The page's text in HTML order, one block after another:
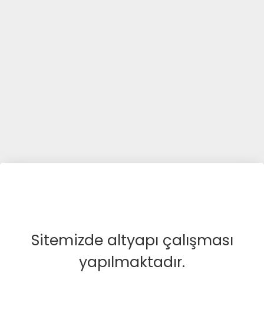
Sitemizde altyapı çalışması
yapılmaktadır.